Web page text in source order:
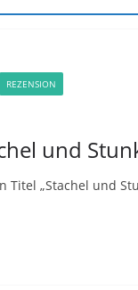
REZENSION
und
Titel „Stachel und